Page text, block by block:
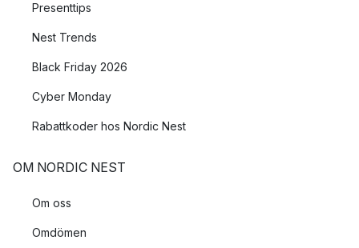
Presenttips
Nest Trends
Black Friday 2026
Cyber Monday
Rabattkoder hos Nordic Nest
OM NORDIC NEST
Om oss
Omdömen